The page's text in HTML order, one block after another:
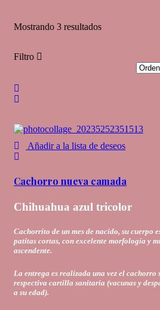
Mostrando 3 resultados
Filtro
Añadir a la lista de deseos
Cachorro nueva camada
Chihuahua azul tricolor
Cachorrito de un mes de nacido, su cuerpo
patitas cortas, con excelente morfología y
ascendente.
La entrega es realizada una vez el cachorro
respectiva cartilla sanitaria (vacunas y
a su edad).